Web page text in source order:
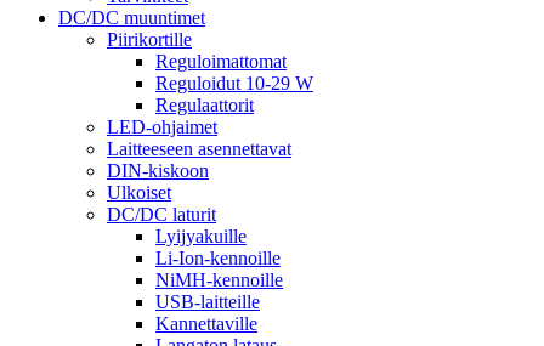
DC/DC muuntimet
Piirikortille
Reguloimattomat
Reguloidut 10-29 W
Regulaattorit
LED-ohjaimet
Laitteeseen asennettavat
DIN-kiskoon
Ulkoiset
DC/DC laturit
Lyijyakuille
Li-Ion-kennoille
NiMH-kennoille
USB-laitteille
Kannettaville